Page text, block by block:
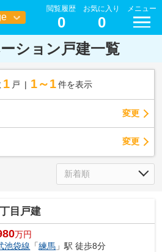
閲覧履歴
0
お気に入り
0
メニュー
ション戸建一覧
1 戸 1～1 件を表示
変更
変更
目戸建
万円
池袋線 「練馬 」駅 徒歩8分